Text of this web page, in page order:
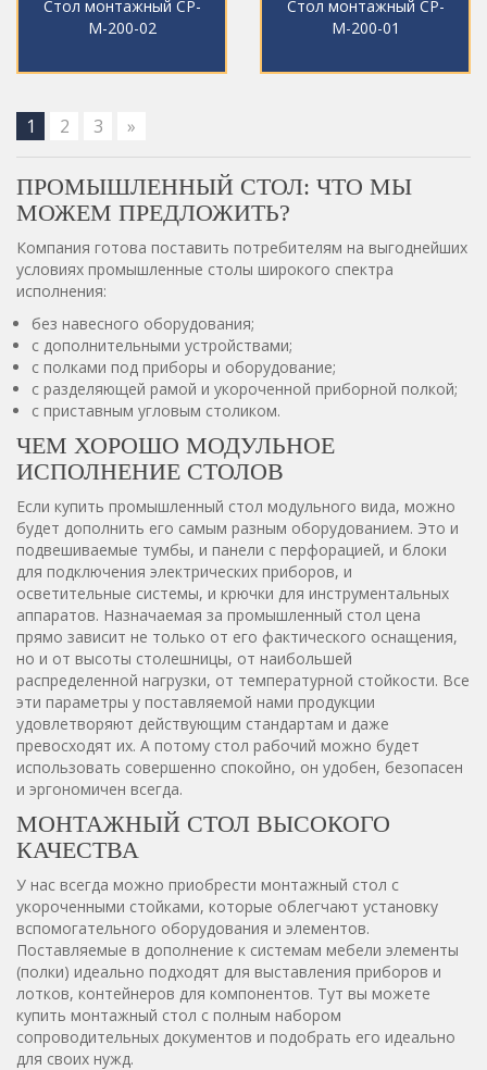
Стол монтажный СР-
М-200-02
Стол монтажный СР-
М-200-01
1 2 3 »
ПРОМЫШЛЕННЫЙ СТОЛ: ЧТО МЫ
МОЖЕМ ПРЕДЛОЖИТЬ?
Компания готова поставить потребителям на выгоднейших
условиях промышленные столы широкого спектра
исполнения:
без навесного оборудования;
с дополнительными устройствами;
с полками под приборы и оборудование;
с разделяющей рамой и укороченной приборной полкой;
с приставным угловым столиком.
ЧЕМ ХОРОШО МОДУЛЬНОЕ
ИСПОЛНЕНИЕ СТОЛОВ
Если купить промышленный стол модульного вида, можно
будет дополнить его самым разным оборудованием. Это и
подвешиваемые тумбы, и панели с перфорацией, и блоки
для подключения электрических приборов, и
осветительные системы, и крючки для инструментальных
аппаратов. Назначаемая за промышленный стол цена
прямо зависит не только от его фактического оснащения,
но и от высоты столешницы, от наибольшей
распределенной нагрузки, от температурной стойкости. Все
эти параметры у поставляемой нами продукции
удовлетворяют действующим стандартам и даже
превосходят их. А потому стол рабочий можно будет
использовать совершенно спокойно, он удобен, безопасен
и эргономичен всегда.
МОНТАЖНЫЙ СТОЛ ВЫСОКОГО
КАЧЕСТВА
У нас всегда можно приобрести монтажный стол с
укороченными стойками, которые облегчают установку
вспомогательного оборудования и элементов.
Поставляемые в дополнение к системам мебели элементы
(полки) идеально подходят для выставления приборов и
лотков, контейнеров для компонентов. Тут вы можете
купить монтажный стол с полным набором
сопроводительных документов и подобрать его идеально
для своих нужд.